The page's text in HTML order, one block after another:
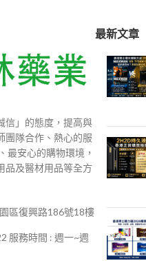
信」的態度，提高與
團隊合作、熱心的服
最安心的購物環境，
品及醫材用品等全方
區復興路186號18樓
服務時間 : 週一~週
最新文章